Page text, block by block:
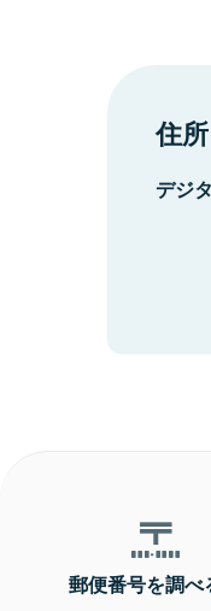
住
デジ
郵便番号を調べ